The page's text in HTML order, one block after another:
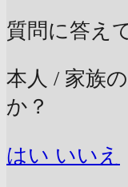
質問に答え
本人 / 家族
か？
はい いいえ